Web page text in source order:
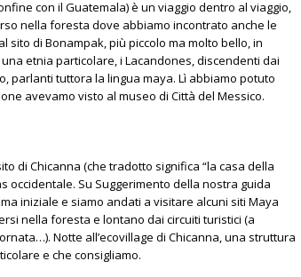
con il Guatemala) è un viaggio dentro al viaggio,
nella foresta dove abbiamo incontrato anche le
sito di Bonampak, più piccolo ma molto bello, in
etnia particolare, i Lacandones, discendenti dai
parlanti tuttora la lingua maya. Lì abbiamo potuto
avevamo visto al museo di Città del Messico.
di Chicanna (che tradotto significa “la casa della
occidentale. Su Suggerimento della nostra guida
iniziale e siamo andati a visitare alcuni siti Maya
nella foresta e lontano dai circuiti turistici (a
Notte all’ecovillage di Chicanna, una struttura
e che consigliamo.